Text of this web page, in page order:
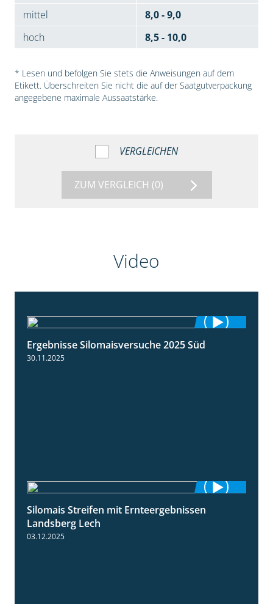
mittel
8,0 - 9,0
hoch
8,5 - 10,0
* Lesen und befolgen Sie stets die Anweisungen auf dem
Etikett. Überschreiten Sie nicht die auf der Saatgutverpackung
angegebene maximale Aussaatstärke.
VERGLEICHEN
ZUM VERGLEICH (0)
Video
Ergebnisse Silomaisversuche 2025 Süd
30.11.2025
11:01
Silomais Streifen mit Ernteergebnissen
Landsberg Lech
03.12.2025